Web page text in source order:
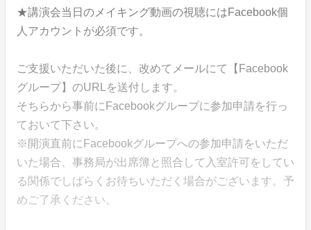
★講演会当日のメイキング動画の視聴にはFacebook個
人アカウントが必須です。
ご支援いただいた後に、改めてメールにて【Facebook
グループ】のURLを送付します。
そちらから事前にFacebookグループに参加申請を行っ
ておいて下さい。
※開演直前にFacebookグループへの参加申請をいただ
いた場合、事務局が出席簿と照合して入室許可をしてい
る関係でしばらくお待ちいただく場合がございます。予
めご了承ください。